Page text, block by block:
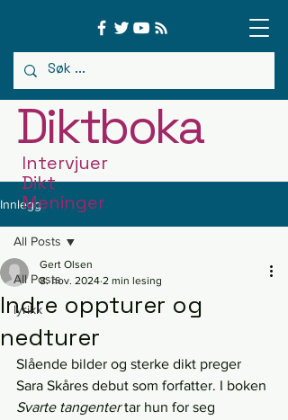
Diktboka
Intervjuer
Dikt
Meninger
Innlegg
All Posts
lyrikk
All Posts
Indre oppturer og
nedturer
Gert Olsen
8. nov. 2024 2 min lesing
Slående bilder og sterke dikt preger
Sara Skåres debut som forfatter. I boken
Svarte tangenter tar hun for seg